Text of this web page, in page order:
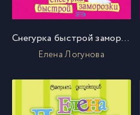
Снегурка быстрой заморозки
Елена Логунова